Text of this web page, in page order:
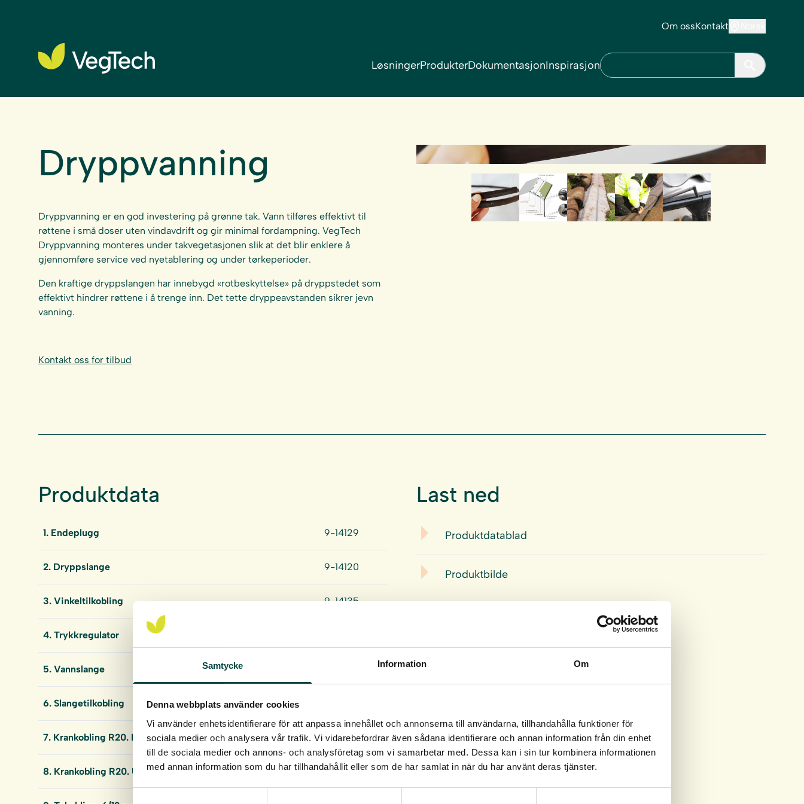
Samtycke Information Om
Denna webbplats använder cookies
Vi använder enhetsidentifierare för att anpassa innehållet och annonserna till användarna, tillhandahålla funktioner för
sociala medier och analysera vår trafik. Vi vidarebefordrar även sådana identifierare och annan information från din enhet
till de sociala medier och annons- och analysföretag som vi samarbetar med. Dessa kan i sin tur kombinera informationen
med annan information som du har tillhandahållit eller som de har samlat in när du har använt deras tjänster.
Om ossKontakt
LøsningerProdukterDokumentasjonInspirasjon
Dryppvanning
Dryppvanning er en god investering på grønne tak. Vann tilføres effektivt til
røttene i små doser uten vindavdrift og gir minimal fordampning. VegTech
Dryppvanning monteres under takvegetasjonen slik at det blir enklere å
gjennomføre service ved nyetablering og under tørkeperioder.
Den kraftige dryppslangen har innebygd «rotbeskyttelse» på dryppstedet som
effektivt hindrer røttene i å trenge inn. Det tette dryppeavstanden sikrer jevn
vanning.
Kontakt oss for tilbud
Produktdata
1. Endeplugg 9-14129
2. Dryppslange 9-14120
3. Vinkeltilkobling 9-14135
4. Trykkregulator
5. Vannslange
6. Slangetilkobling
7. Krankobling R20. Innvendige gjenger 9-14125
8. Krankobling R20. Utvendige gjenger 9-14124
Last ned
Produktdatablad
Produktbilde